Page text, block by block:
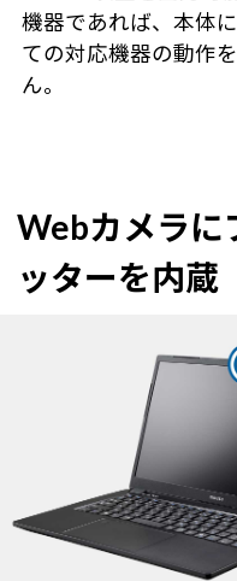
機器であれば、本体
ての対応機器の動作
ん。
Webカメラに
ッターを内蔵